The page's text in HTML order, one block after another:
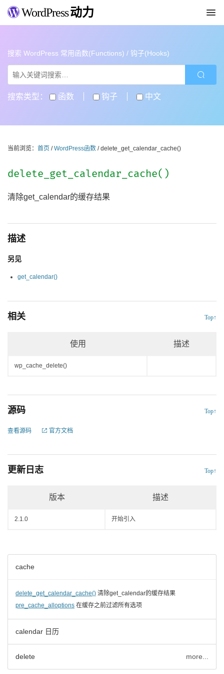
WordPress动力
搜索 WordPress 常用函数(Functions) / 钩子(Hooks)
搜索类型： 函数 钩子 中文
当前浏览： 首页 /WordPress函数 / delete_get_calendar_cache()
delete_get_calendar_cache()
清除get_calendar的缓存结果
cache
delete_get_calendar_cache() 清除get_calendar的缓存结果
pre_cache_alloptions 在缓存之前过滤所有选项
calendar 日历
delete more...
描述
另见
get_calendar()
相关 Top↑
使用 描述
wp_cache_delete()
源码 Top↑
查看源码 官方文档
更新日志 Top↑
版本 描述
2.1.0 开始引入